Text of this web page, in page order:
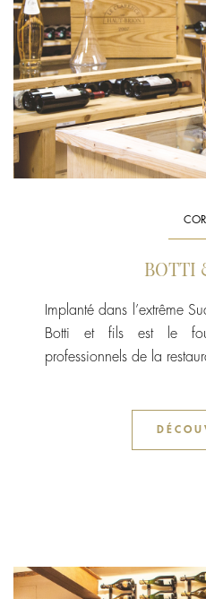
BOTTI
Implanté dans l’extrême
Botti et fils est le
professionnels de la